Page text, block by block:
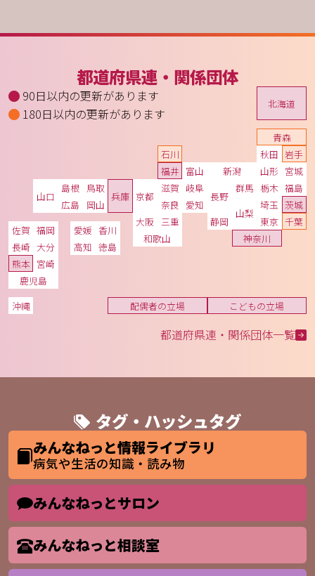
都道府県連・関係団体
90日以内の更新があります
180日以内の更新があります
北海道
青森
岩手
宮城
秋田
山形
福島
茨城
栃木
群馬
埼玉
千葉
東京
神奈川
新潟
富山
石川
福井
山梨
長野
岐阜
静岡
愛知
三重
滋賀
京都
大阪
兵庫
奈良
和歌山
鳥取
島根
岡山
広島
山口
徳島
香川
愛媛
高知
福岡
佐賀
長崎
熊本
大分
宮崎
鹿児島
沖縄
こどもの立場
配偶者の立場
都道府県連・関係団体一覧
タグ・ハッシュタグ
みんなねっと情報ライブラリ
病気や生活の知識・読み物
みんなねっとサロン
みんなねっと相談室